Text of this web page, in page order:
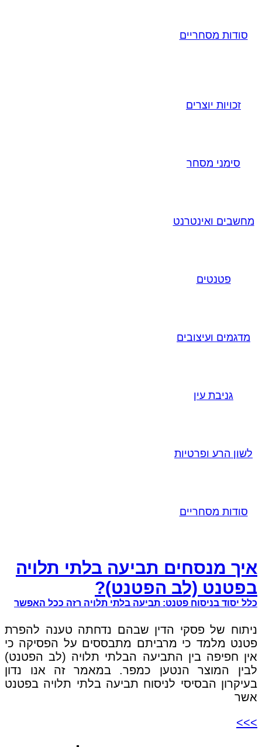
סודות מסחריים
זכויות יוצרים
סימני מסחר
מחשבים ואינטרנט
פטנטים
מדגמים ועיצובים
גניבת עין
לשון הרע ופרטיות
סודות מסחריים
איך מנסחים תביעה בלתי תלויה
בפטנט (לב הפטנט)?
כלל יסוד בניסוח פטנט: תביעה בלתי תלויה רזה ככל האפשר
ניתוח של פסקי הדין שבהם נדחתה טענה להפרת
פטנט מלמד כי מרביתם מתבססים על הפסיקה כי
אין חפיפה בין התביעה הבלתי תלויה (לב הפטנט)
לבין המוצר הנטען כמפר. במאמר זה אנו נדון
בעיקרון הבסיסי לניסוח תביעה בלתי תלויה בפטנט
אשר
>>>